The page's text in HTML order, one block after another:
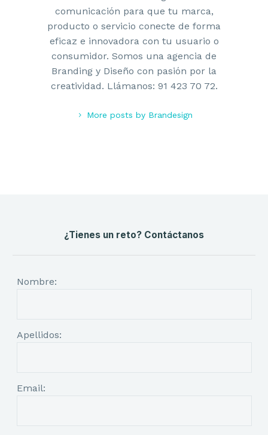
comunicación para que tu marca,
producto o servicio conecte de forma
eficaz e innovadora con tu usuario o
consumidor. Somos una agencia de
Branding y Diseño con pasión por la
creatividad. Llámanos: 91 423 70 72.
More posts by Brandesign
¿Tienes un reto? Contáctanos
Nombre:
Apellidos:
Email: